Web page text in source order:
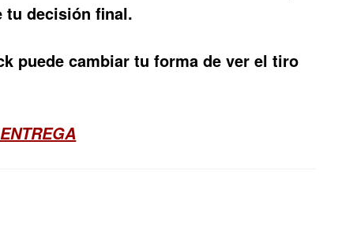
tu decisión final.
puede cambiar tu forma de ver el tiro